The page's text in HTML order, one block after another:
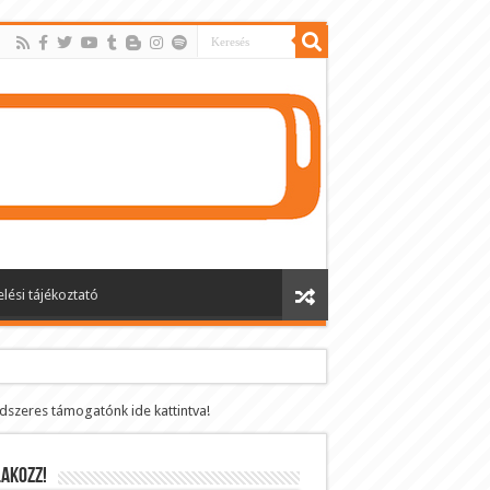
tájékoztató
támogatónk ide kattintva!